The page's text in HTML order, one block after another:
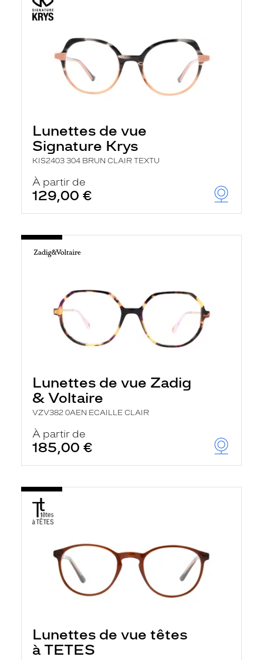
Lunettes de vue
Signature Krys
KIS2403 304 BRUN CLAIR TEXTU
À partir de
129,00 €
Lunettes de vue Zadig
& Voltaire
VZV382 0AEN ECAILLE CLAIR
À partir de
185,00 €
Lunettes de vue têtes
à TETES